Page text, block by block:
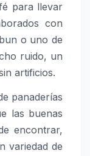
para llevar
con
o uno de
ruido, un
artificios.
panaderías
las buenas
encontrar,
variedad de